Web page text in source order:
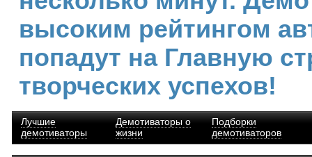
высоким рейтингом
попадут на Главную
творческих успехов!
Лучшие
демотиваторы
Демотиваторы о
жизни
Подборки
демотиваторов